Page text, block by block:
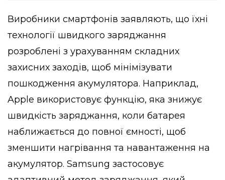
Виробники смартфонів заявляють, що їхні
технології швидкого заряджання
розроблені з урахуванням складних
захисних заходів, щоб мінімізувати
пошкодження акумулятора. Наприклад,
Apple використовує функцію, яка знижує
швидкість заряджання, коли батарея
наближається до повної ємності, щоб
зменшити нагрівання та навантаження на
акумулятор. Samsung застосовує